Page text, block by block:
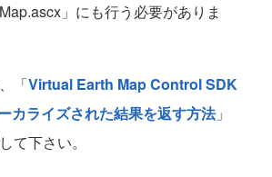
」にも行う必要がありま
「Virtual Earth Map Control SDK
カライズされた結果を返す方法」
て下さい。